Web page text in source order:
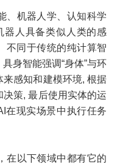
、机器人学、认知科学
器人具备类似人类的感
不同于传统的纯计算智
身智能强调“身体”与环
感知和建模环境, 根据
策, 最后使用实体的运
在现实场景中执行任务
在以下领域中都有它的